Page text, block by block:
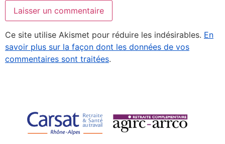
Ce site utilise Akismet pour réduire les indésirables. En
savoir plus sur la façon dont les données de vos
commentaires sont traitées.